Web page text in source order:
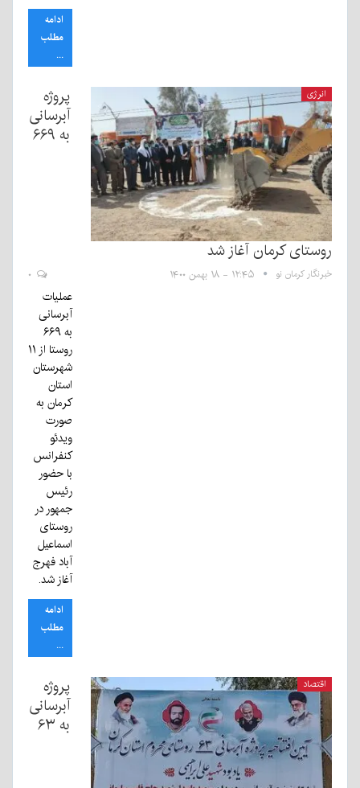
ادامه
مطلب
...
انرژی
پروژه
آبرسانی
به ۶۶۹
روستای کرمان آغاز شد
خبرنگار کرمان نو ۱۲:۴۵ - ۱۸ بهمن ۱۴۰۰
عملیات
آبرسانی
به ۶۶۹
روستا از ۱۱
شهرستان
استان
کرمان به
صورت
ویدئو
کنفرانس
با حضور
رئیس
جمهور در
روستای
اسماعیل
آباد فهرج
آغاز شد.
ادامه
مطلب
...
اقتصاد
پروژه
آبرسانی
به ۶۳